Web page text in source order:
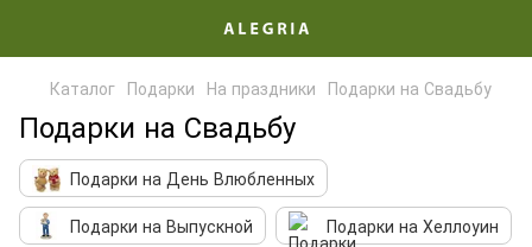
Каталог Подарки На праздники Подарки на Свадьбу
Подарки на Свадьбу
Подарки на День Влюбленных
Подарки на Выпускной
Подарки на Хеллоуин